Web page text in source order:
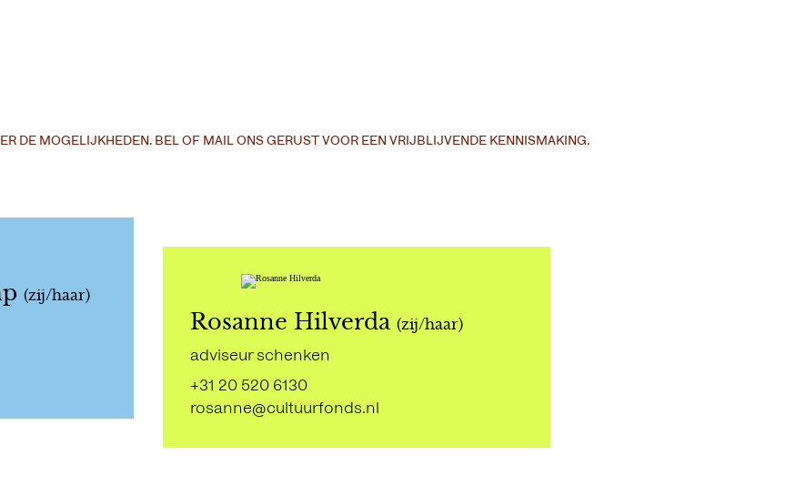
DE MOGELIJKHEDEN. BEL OF MAIL ONS GERUST VOOR EEN VRIJBLIJVENDE KENNISMAKING.
(zij/haar)
Rosanne Hilverda (zij/haar)
adviseur schenken
+31 20 520 6130
rosanne@cultuurfonds.nl